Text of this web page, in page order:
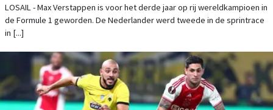
LOSAIL - Max Verstappen is voor het derde jaar op rij wereldkampioen in
de Formule 1 geworden. De Nederlander werd tweede in de sprintrace
in [...]